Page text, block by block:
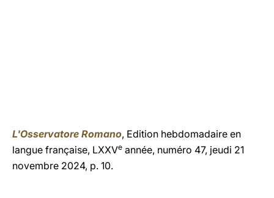
L'Osservatore Romano, Edition hebdomadaire en
langue française, LXXVe année, numéro 47, jeudi 21
novembre 2024, p. 10.